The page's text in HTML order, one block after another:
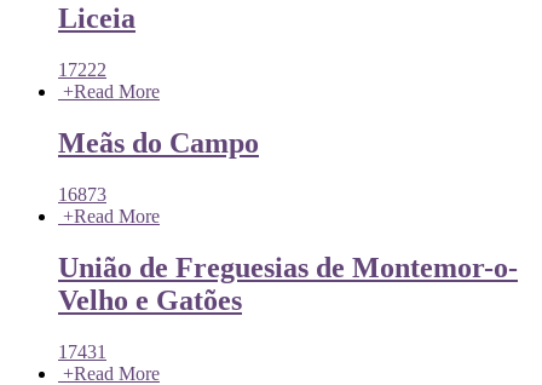
Liceia
17222
+Read More
Meãs do Campo
16873
+Read More
União de Freguesias de Montemor-o-
Velho e Gatões
17431
+Read More